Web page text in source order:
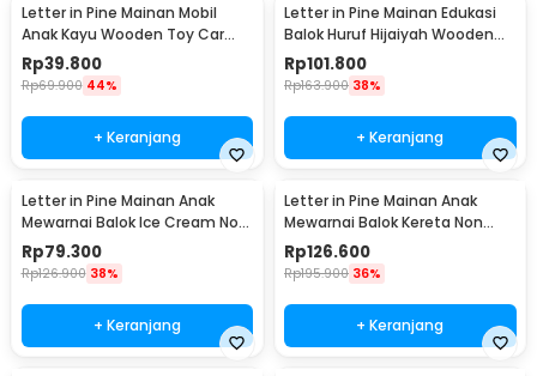
Letter in Pine Mainan Mobil
Anak Kayu Wooden Toy Car
Non Toxic Paint - LT10
Rp39.800
Rp69.900 44%
+ Keranjang
Letter in Pine Mainan Edukasi
Balok Huruf Hijaiyah Wooden
Blocks - LP44
Rp101.800
Rp163.900 38%
+ Keranjang
Letter in Pine Mainan Anak
Mewarnai Balok Ice Cream Non
Toxic Paint - LP59
Rp79.300
Rp126.900 38%
+ Keranjang
Letter in Pine Mainan Anak
Mewarnai Balok Kereta Non
Toxic Paint - LP12
Rp126.600
Rp195.900 36%
+ Keranjang